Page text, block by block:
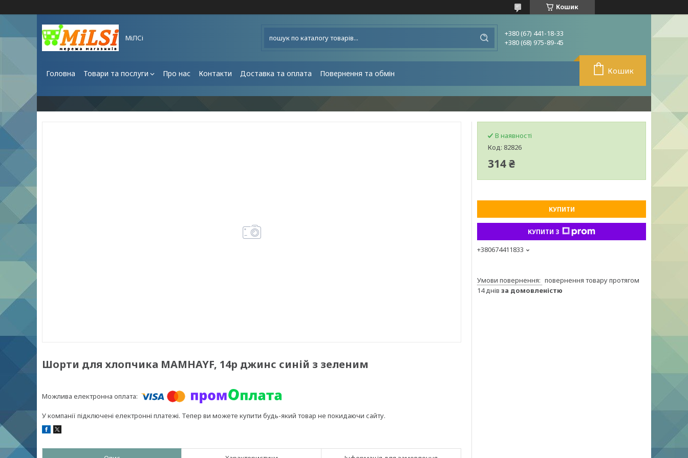
Кошик
МіЛСі
+380 (67) 441-18-33
+380 (68) 975-89-45
Головна Товари та послуги Про нас Контакти Доставка та оплата Повернення та обмін Кошик
Шорти для хлопчика MAMHAYF, 14р джинс синій з зеленим
У компанії підключені електронні платежі. Тепер ви можете купити будь-який товар не покидаючи сайту.
В наявності
Код: 82826
314 ₴
КУПИТИ
КУПИТИ З
+380674411833
повернення товару протягом
14 днів за домовленістю